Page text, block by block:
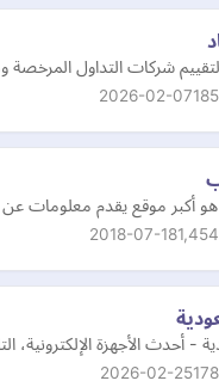
شركات التداول المرخصة
2026-02-07
موقع يقدم معلومات عن
2018-07-18
- أحدث الأجهزة الإلكترونية،
2026-02-25